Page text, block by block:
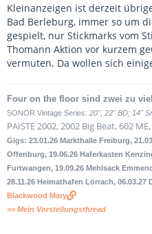
Kleinanzeigen ist derzeit
Bad Berleburg, immer so um
gespielt, nur Stickmarks vom
Thomann Aktion vor kurzem
vermuten. Da wollen sich
Four on the floor sind zwei zu
SONOR Vintage Series: 20", 22" BD; 14"
PAISTE 2002, 2002 Big Beat, 602
Gigs: 23.01.26 Markthalle Freiburg,
Offenburg, 19.06.26 Haferkasten
Furtwangen, 19.09.26 Mehlsack
28.11.26 Heimathafen Lörrach,
Blackwood Mary
>> Mein Vorstellungsthread